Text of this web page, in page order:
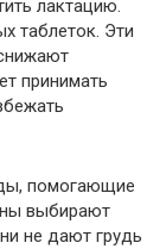
лактацию.
таблеток. Эти
принимать
помогающие
выбирают
не дают грудь